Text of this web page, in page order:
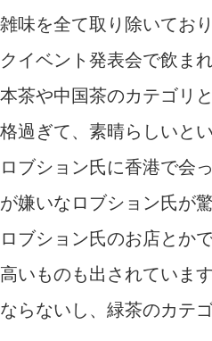
雑味を全て取り除いてお
クイベント発表会で飲ま
本茶や中国茶のカテゴリ
格過ぎて、素晴らしいと
ロブション氏に香港で会
が嫌いなロブション氏が
ロブション氏のお店とか
高いものも出されていま
ならないし、緑茶のカテ